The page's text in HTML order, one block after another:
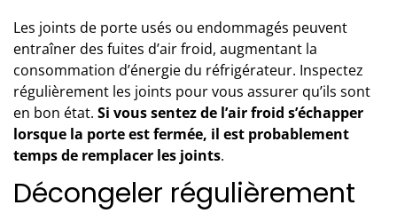
Les joints de porte usés ou endommagés peuvent
entraîner des fuites d’air froid, augmentant la
consommation d’énergie du réfrigérateur. Inspectez
régulièrement les joints pour vous assurer qu’ils sont
en bon état. Si vous sentez de l’air froid s’échapper
lorsque la porte est fermée, il est probablement
temps de remplacer les joints.
Décongeler régulièrement